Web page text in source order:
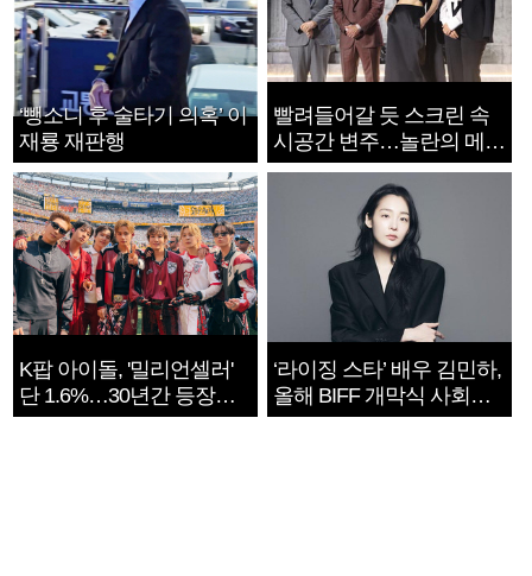
‘뺑소니 후 술타기 의혹’ 이
재룡 재판행
빨려들어갈 듯 스크린 속
시공간 변주…놀란의 메시
지는 ‘전쟁 속죄’
K팝 아이돌, '밀리언셀러'
단 1.6%…30년간 등장
1182개팀 전수조사
‘라이징 스타’ 배우 김민하,
올해 BIFF 개막식 사회자
확정